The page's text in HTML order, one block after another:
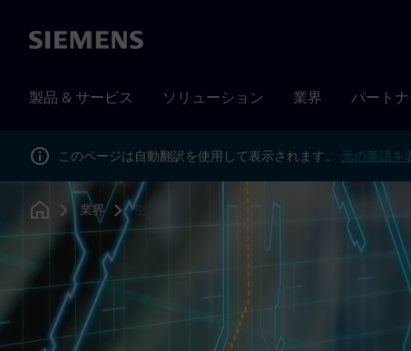
Siemens
製品 & サービス ソリューション 業界 パート
このページは自動翻訳を使用して表示されます。 元の英語を
Home
業界 空港